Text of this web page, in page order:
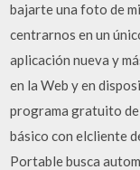
bajarte una foto de
centrarnos en un
aplicación nueva y
en la Web y en
programa gratuito
básico con elcliente
Portable busca